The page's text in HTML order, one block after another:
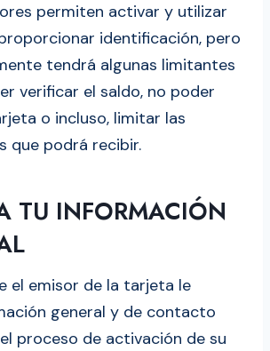
permiten activar y utilizar
identificación, pero
tendrá algunas limitantes
verificar el saldo, no poder
o incluso, limitar las
que podrá recibir.
TU INFORMACIÓN
el emisor de la tarjeta le
general y de contacto
proceso de activación de su